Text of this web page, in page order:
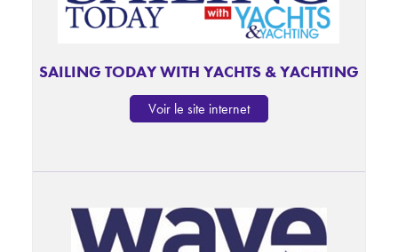
SAILING TODAY WITH YACHTS & YACHTING
Voir le site internet